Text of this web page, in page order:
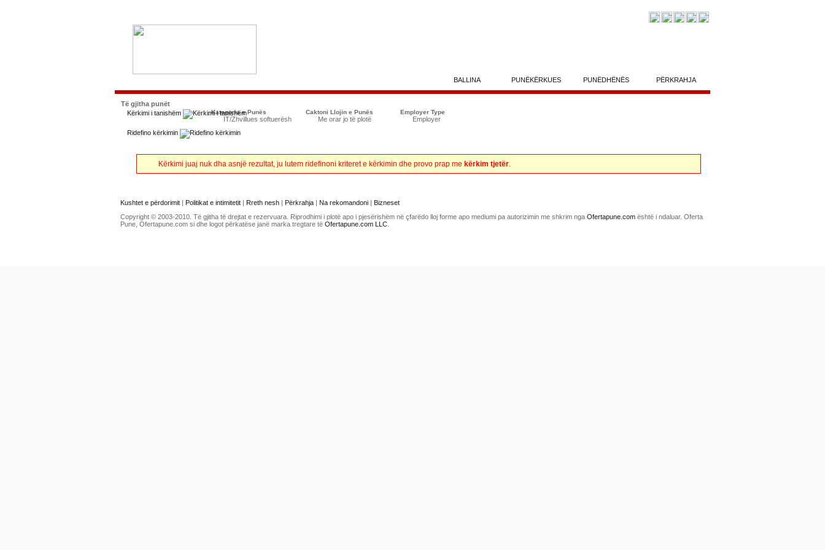
BALLINA PUNËKËRKUES PUNËDHËNËS PËRKRAHJA
Të gjitha punët
Kërkimi i tanishëm
Kategoria e Punës
IT/Zhvillues softuerësh
Caktoni Llojin e Punës
Me orar jo të plotë
Employer Type
Employer
Ridefino kërkimin
Kërkimi juaj nuk dha asnjë rezultat, ju lutem ridefinoni kriteret e kërkimin dhe provo prap me kërkim tjetër.
Kushtet e përdorimit | Politikat e intimitetit | Rreth nesh | Përkrahja | Na rekomandoni | Bizneset
Copyright © 2003-2010. Të gjitha të drejtat e rezervuara. Riprodhimi i plotë apo i pjesërishëm në çfarëdo lloj forme apo mediumi pa autorizimin me shkrim nga Ofertapune.com është i ndaluar. Oferta
Pune, Ofertapune.com si dhe logot përkatëse janë marka tregtare të Ofertapune.com LLC